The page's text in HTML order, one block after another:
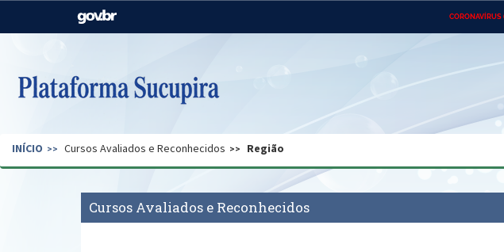
CORONAVÍRUS
Casa Civil
Pecuária e Abastecimento
Ministério do
Regional
Secretaria de Governo Gabinete de Segurança Advocacia-Geral da União
INÍCIO Cursos Avaliados e Reconhecidos Região
Cursos Avaliados e Reconhecidos